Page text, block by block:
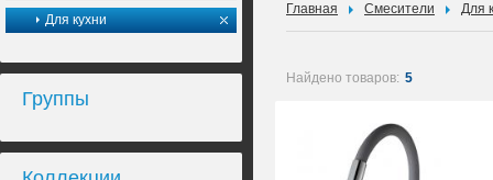
Для кухни
Группы
Главная Смесители Для
Найдено товаров: 5